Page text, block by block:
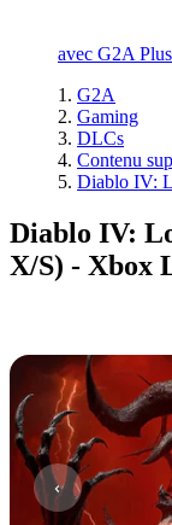
avec G2A Plus
G2A
Gaming
DLCs
Contenu
Diablo IV:
Diablo IV:
X/S) - Xbox